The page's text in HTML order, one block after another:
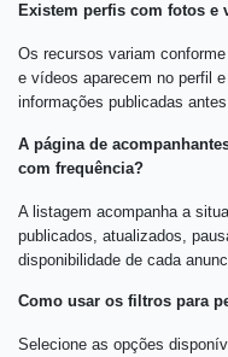
Existem perfis com fotos e
Os recursos variam
e vídeos aparecem no perfil
informações publicadas
A página de
com frequência?
A listagem acompanha a
publicados, atualizados,
disponibilidade de cada
Como usar os filtros para
Selecione as opções